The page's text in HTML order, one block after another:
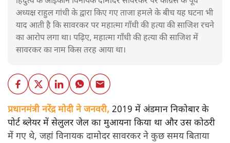
अध्यक्ष राहुल गांधी के द्वारा किए गए ताजा हमले के बीच यह घटना भी
याद आती है कि सावरकर पर महात्मा गाँधी की हत्या की साजिश रचने
का आरोप लगा था। पढ़िए, महात्मा गाँधी की हत्या की साजिश में
सावरकर का नाम किस तरह आया था।
प्रधानमंत्री नरेंद्र मोदी ने जनवरी, 2019 में अंडमान निकोबार के
पोर्ट ब्लेयर में सेलुलर जेल का मुआयना किया था और उस कोठरी
में गए थे, जहां विनायक दामोदर सावरकर ने कुछ समय बिताया